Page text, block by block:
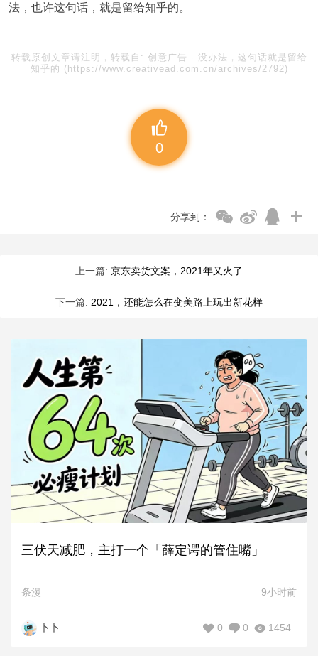
法，也许这句话，就是留给知乎的。
转载原创文章请注明，转载自: 创意广告 - 没办法，这句话就是留给
知乎的 (https://www.creativead.com.cn/archives/2792)
0
分享到：
上一篇: 京东卖货文案，2021年又火了
下一篇: 2021，还能怎么在变美路上玩出新花样
三伏天减肥，主打一个「薛定谔的管住嘴」
条漫 9小时前
卜卜 1454
0
0